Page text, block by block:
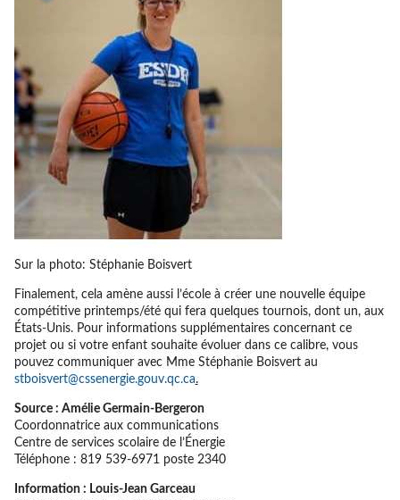
Sur la photo: Stéphanie Boisvert
Finalement, cela amène aussi l’école à créer une nouvelle équipe
compétitive printemps/été qui fera quelques tournois, dont un, aux
États-Unis. Pour informations supplémentaires concernant ce
projet ou si votre enfant souhaite évoluer dans ce calibre, vous
pouvez communiquer avec Mme Stéphanie Boisvert au
stboisvert@cssenergie.gouv.qc.ca.
Source : Amélie Germain-Bergeron
Coordonnatrice aux communications
Centre de services scolaire de l’Énergie
Téléphone : 819 539-6971 poste 2340
Information : Louis-Jean Garceau